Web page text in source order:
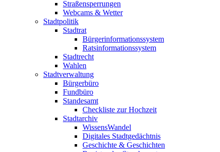
Straßensperrungen
Webcams & Wetter
Stadtpolitik
Stadtrat
Bürgerinformationssystem
Ratsinformationssystem
Stadtrecht
Wahlen
Stadtverwaltung
Bürgerbüro
Fundbüro
Standesamt
Checkliste zur Hochzeit
Stadtarchiv
WissensWandel
Digitales Stadtgedächtnis
Geschichte & Geschichten